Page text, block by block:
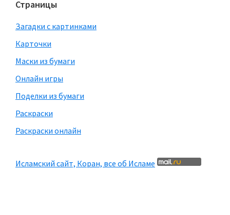
Страницы
Загадки с картинками
Карточки
Маски из бумаги
Онлайн игры
Поделки из бумаги
Раскраски
Раскраски онлайн
Исламский сайт, Коран, все об Исламе